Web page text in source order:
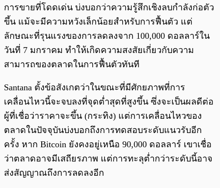
การขายที่โดดเด่น บ่งบอกว่าความรู้สึกเชิงลบกำลังก่อตัว
ขึ้น แม้จะมีความหวังเล็กน้อยสำหรับการฟื้นตัว แต่
ลักษณะที่รุนแรงของการลดลงจาก 100,000 ดอลลาร์ใน
วันที่ 7 มกราคม ทำให้เกิดความสงสัยเกี่ยวกับความ
สามารถของตลาดในการฟื้นตัวทันที
Santana ตั้งข้อสังเกตว่าในขณะที่มีศักยภาพที่การ
เคลื่อนไหวนี้จะจบลงที่จุดต่ำสุดที่สูงขึ้น ซึ่งจะเป็นผลดีต่อ
ผู้ที่เชื่อว่าราคาจะขึ้น (กระทิง) แต่การเคลื่อนไหวของ
ตลาดในปัจจุบันบ่งบอกถึงการทดสอบระดับแนวรับอีก
ครั้ง หาก Bitcoin ยังคงอยู่เหนือ 90,000 ดอลลาร์ เขาเชื่อ
ว่าตลาดอาจมีเสถียรภาพ แต่การทะลุต่ำกว่าระดับนี้อาจ
ส่งสัญญาณถึงการลดลงอีก